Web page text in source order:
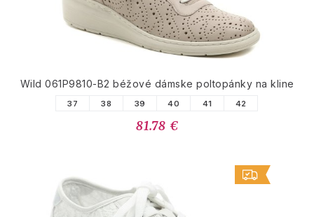
Wild 061P9810-B2 béžové dámske poltopánky na kline
37 38 39 40 41 42
81.78 €